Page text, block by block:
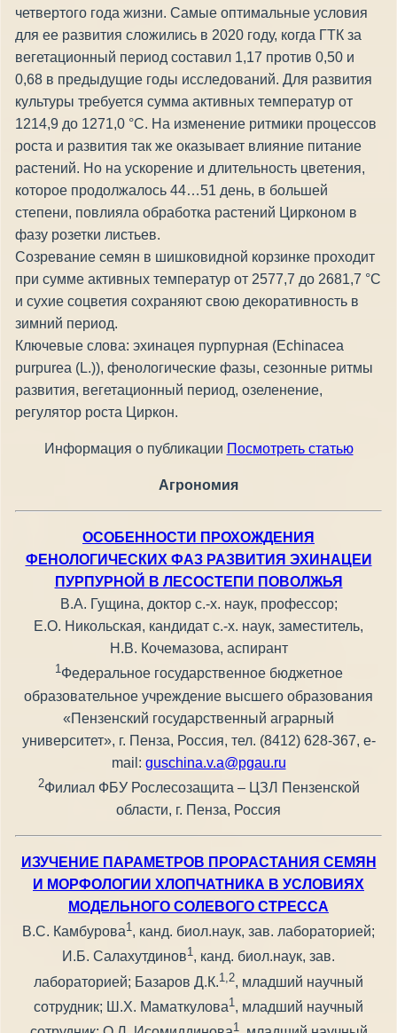
четвертого года жизни. Самые оптимальные условия
для ее развития сложились в 2020 году, когда ГТК за
вегетационный период составил 1,17 против 0,50 и
0,68 в предыдущие годы исследований. Для развития
культуры требуется сумма активных температур от
1214,9 до 1271,0 °С. На изменение ритмики процессов
роста и развития так же оказывает влияние питание
растений. Но на ускорение и длительность цветения,
которое продолжалось 44…51 день, в большей
степени, повлияла обработка растений Цирконом в
фазу розетки листьев.
Созревание семян в шишковидной корзинке проходит
при сумме активных температур от 2577,7 до 2681,7 °С
и сухие соцветия сохраняют свою декоративность в
зимний период.
Ключевые слова: эхинацея пурпурная (Echinacea
purpurea (L.)), фенологические фазы, сезонные ритмы
развития, вегетационный период, озеленение,
регулятор роста Циркон.
Информация о публикации Посмотреть статью
Агрономия
ОСОБЕННОСТИ ПРОХОЖДЕНИЯ
ФЕНОЛОГИЧЕСКИХ ФАЗ РАЗВИТИЯ ЭХИНАЦЕИ
ПУРПУРНОЙ В ЛЕСОСТЕПИ ПОВОЛЖЬЯ
В.А. Гущина, доктор с.-х. наук, профессор;
Е.О. Никольская, кандидат с.-х. наук, заместитель,
Н.В. Кочемазова, аспирант
1Федеральное государственное бюджетное
образовательное учреждение высшего образования
«Пензенский государственный аграрный
университет», г. Пенза, Россия, тел. (8412) 628-367, e-
mail: guschina.v.a@pgau.ru
2Филиал ФБУ Рослесозащита – ЦЗЛ Пензенской
области, г. Пенза, Россия
ИЗУЧЕНИЕ ПАРАМЕТРОВ ПРОРАСТАНИЯ СЕМЯН
И МОРФОЛОГИИ ХЛОПЧАТНИКА В УСЛОВИЯХ
МОДЕЛЬНОГО СОЛЕВОГО СТРЕССА
В.С. Камбурова1 , канд. биол.наук, зав. лабораторией;
И.Б. Салахутдинов1, канд. биол.наук, зав.
лабораторией; Базаров Д.К.1,2, младший научный
сотрудник; Ш.Х. Маматкулова1 , младший научный
1